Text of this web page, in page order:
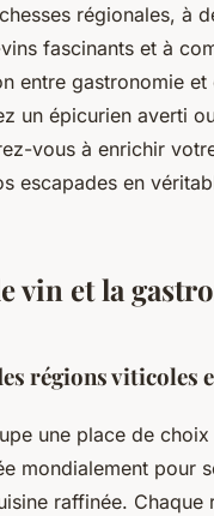
régionales, à
fascinants et à
entre gastronomie et
un épicurien averti
vous à enrichir
escapades en
vin et la
régions viticoles
une place de
mondialement pour
raffinée. Chaque